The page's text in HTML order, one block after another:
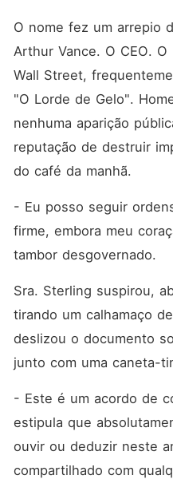
O nome fez um arrepio
Arthur Vance. O CEO.
Wall Street,
"O Lorde de Gelo".
nenhuma aparição
reputação de destruir
do café da manhã.
- Eu posso seguir
firme, embora meu
tambor desgovernado.
Sra. Sterling suspirou,
tirando um calhamaço
deslizou o documento
junto com uma caneta-
- Este é um acordo de
estipula que
ouvir ou deduzir neste
compartilhado com